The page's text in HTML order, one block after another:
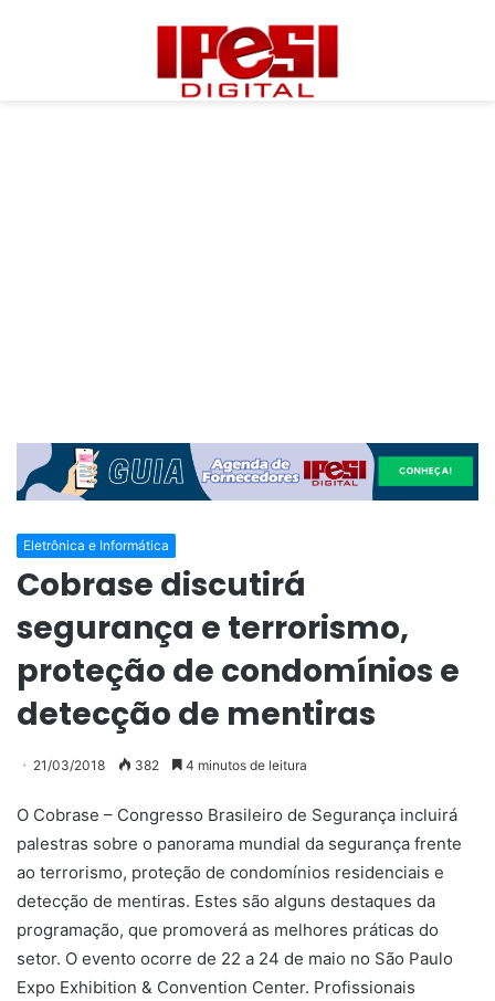
Eletrônica e Informática
Cobrase discutirá
segurança e terrorismo,
proteção de condomínios e
detecção de mentiras
21/03/2018 382 4 minutos de leitura
O Cobrase – Congresso Brasileiro de Segurança incluirá
palestras sobre o panorama mundial da segurança frente
ao terrorismo, proteção de condomínios residenciais e
detecção de mentiras. Estes são alguns destaques da
programação, que promoverá as melhores práticas do
setor. O evento ocorre de 22 a 24 de maio no São Paulo
Expo Exhibition & Convention Center. Profissionais